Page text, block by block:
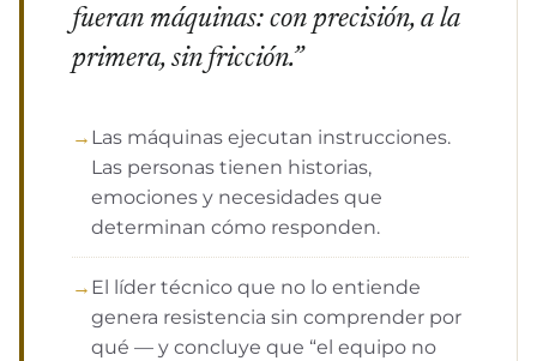
fueran máquinas: con precisión, a la
primera, sin fricción.”
Las máquinas ejecutan instrucciones.
Las personas tienen historias,
emociones y necesidades que
determinan cómo responden.
El líder técnico que no lo entiende
genera resistencia sin comprender por
qué — y concluye que “el equipo no